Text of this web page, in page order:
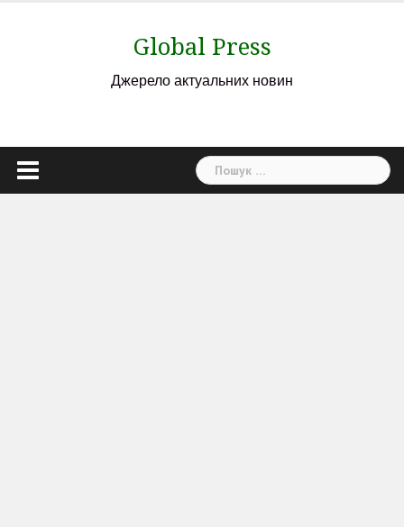
Global Press
Джерело актуальних новин
Пошук: